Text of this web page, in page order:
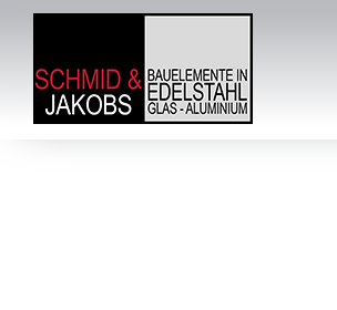
Zum
springen